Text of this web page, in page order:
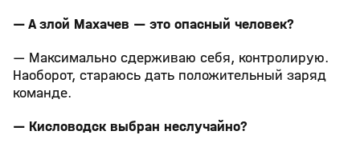
— А злой Махачев — это опасный человек?
— Максимально сдерживаю себя, контролирую.
Наоборот, стараюсь дать положительный заряд
команде.
— Кисловодск выбран неслучайно?